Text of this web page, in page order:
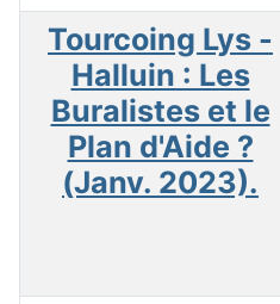
Tourcoing Lys -
Halluin : Les
Buralistes et le
Plan d'Aide ?
(Janv. 2023).